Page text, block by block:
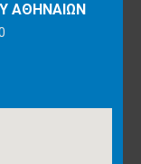
ΑΘΗΝΑΊΩΝ